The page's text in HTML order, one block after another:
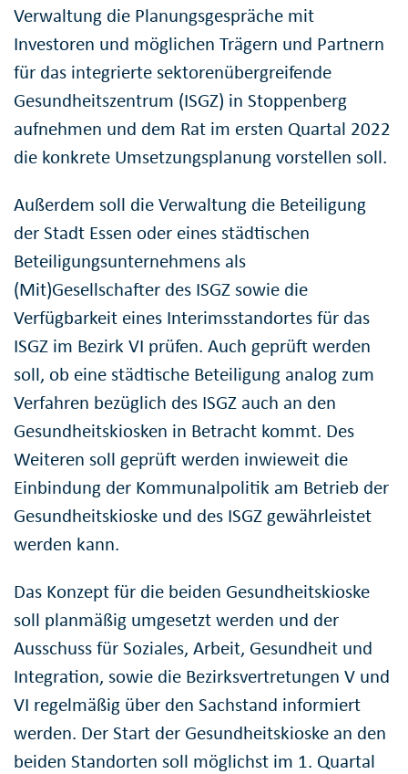
Verwaltung die Planungsgespräche mit
Investoren und möglichen Trägern und Partnern
für das integrierte sektorenübergreifende
Gesundheitszentrum (ISGZ) in Stoppenberg
aufnehmen und dem Rat im ersten Quartal 2022
die konkrete Umsetzungsplanung vorstellen soll.
Außerdem soll die Verwaltung die Beteiligung
der Stadt Essen oder eines städtischen
Beteiligungsunternehmens als
(Mit)Gesellschafter des ISGZ sowie die
Verfügbarkeit eines Interimsstandortes für das
ISGZ im Bezirk VI prüfen. Auch geprüft werden
soll, ob eine städtische Beteiligung analog zum
Verfahren bezüglich des ISGZ auch an den
Gesundheitskiosken in Betracht kommt. Des
Weiteren soll geprüft werden inwieweit die
Einbindung der Kommunalpolitik am Betrieb der
Gesundheitskioske und des ISGZ gewährleistet
werden kann.
Das Konzept für die beiden Gesundheitskioske
soll planmäßig umgesetzt werden und der
Ausschuss für Soziales, Arbeit, Gesundheit und
Integration, sowie die Bezirksvertretungen V und
VI regelmäßig über den Sachstand informiert
werden. Der Start der Gesundheitskioske an den
beiden Standorten soll möglichst im 1. Quartal